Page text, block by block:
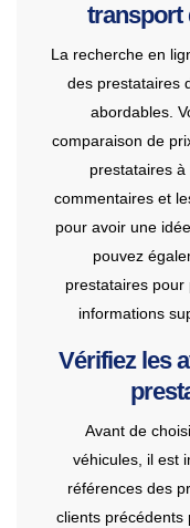
transport
La recherche en
des prestataires
abordables.
comparaison de
prestataires
commentaires et
pour avoir une
pouvez
prestataires
informations
Vérifiez les
Avant de
véhicules, il est
références des
clients précédents